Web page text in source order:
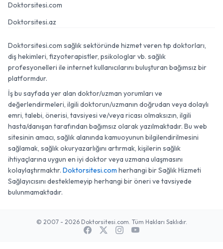
Doktorsitesi.com
Doktorsitesi.az
Doktorsitesi.com sağlık sektöründe hizmet veren tıp doktorları,
diş hekimleri, fizyoterapistler, psikologlar vb. sağlık
profesyonelleri ile internet kullanıcılarını buluşturan bağımsız bir
platformdur.
İş bu sayfada yer alan doktor/uzman yorumları ve
değerlendirmeleri, ilgili doktorun/uzmanın doğrudan veya dolaylı
emri, talebi, önerisi, tavsiyesi ve/veya ricası olmaksızın, ilgili
hasta/danışan tarafından bağımsız olarak yazılmaktadır. Bu web
sitesinin amacı, sağlık alanında kamuoyunun bilgilendirilmesini
sağlamak, sağlık okuryazarlığını artırmak, kişilerin sağlık
ihtiyaçlarına uygun en iyi doktor veya uzmana ulaşmasını
kolaylaştırmaktır. Doktorsitesi.com herhangi bir Sağlık Hizmeti
Sağlayıcısını desteklemeyip herhangi bir öneri ve tavsiyede
bulunmamaktadır.
© 2007 - 2026 Doktorsitesi.com. Tüm Hakları Saklıdır.